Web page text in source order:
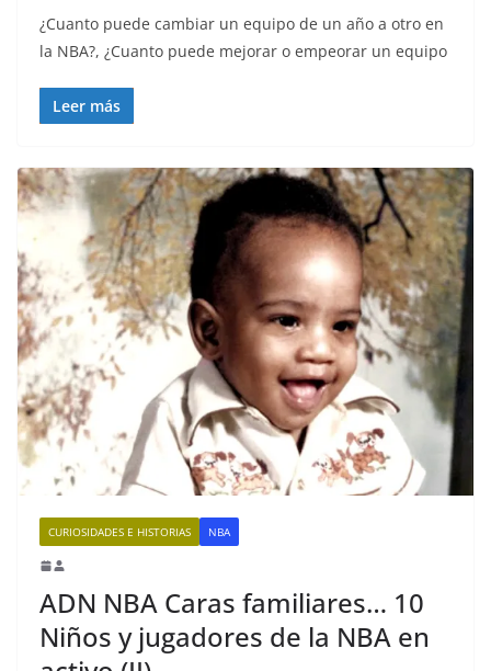
¿Cuanto puede cambiar un equipo de un año a otro en
la NBA?, ¿Cuanto puede mejorar o empeorar un equipo
Leer más
CURIOSIDADES E HISTORIAS NBA
ADN NBA Caras familiares… 10
Niños y jugadores de la NBA en